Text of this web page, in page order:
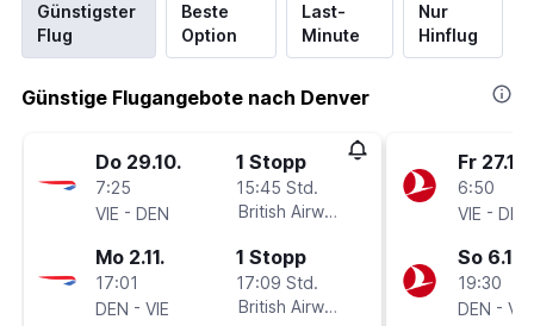
Günstigster
Flug
Beste
Option
Last-
Minute
Nur
Hinflug
Günstige Flugangebote nach Denver
Do 29.10.
7:25
VIE - DEN
1 Stopp
15:45 Std.
British Airways
Mo 2.11.
17:01
DEN - VIE
1 Stopp
17:09 Std.
British Airways
Fr 27.11.
6:50
VIE - DEN
So 6.12.
19:30
DEN - VIE